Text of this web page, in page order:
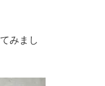
みまし